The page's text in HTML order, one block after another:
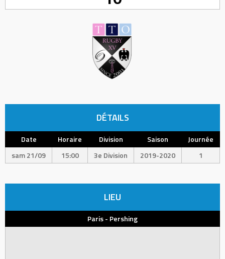
DÉTAILS
Date Horaire Division Saison
Journée
sam 21/09
15:00 3e Division 2019-2020 1
LIEU
Paris - Pershing